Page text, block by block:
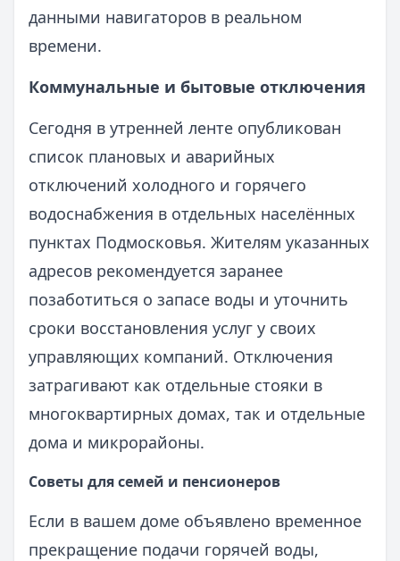
данными навигаторов в реальном
времени.
Коммунальные и бытовые отключения
Сегодня в утренней ленте опубликован
список плановых и аварийных
отключений холодного и горячего
водоснабжения в отдельных населённых
пунктах Подмосковья. Жителям указанных
адресов рекомендуется заранее
позаботиться о запасе воды и уточнить
сроки восстановления услуг у своих
управляющих компаний. Отключения
затрагивают как отдельные стояки в
многоквартирных домах, так и отдельные
дома и микрорайоны.
Советы для семей и пенсионеров
Если в вашем доме объявлено временное
прекращение подачи горячей воды,